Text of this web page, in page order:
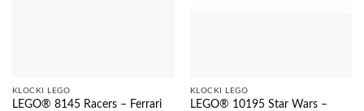
KLOCKI LEGO
LEGO® 8145 Racers – Ferrari
KLOCKI LEGO
LEGO® 10195 Star Wars –